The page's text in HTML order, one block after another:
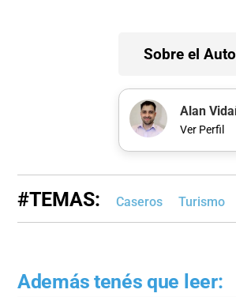
Sobre el
Alan
Ver Perfil
#TEMAS: Caseros Turismo
Además tenés que leer: